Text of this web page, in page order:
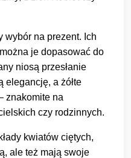
wybór na prezent. Ich
je dopasować do
niosą przesłanie
elegancję, a żółte
znakomite na
czy rodzinnych.
kwiatów ciętych,
ale też mają swoje